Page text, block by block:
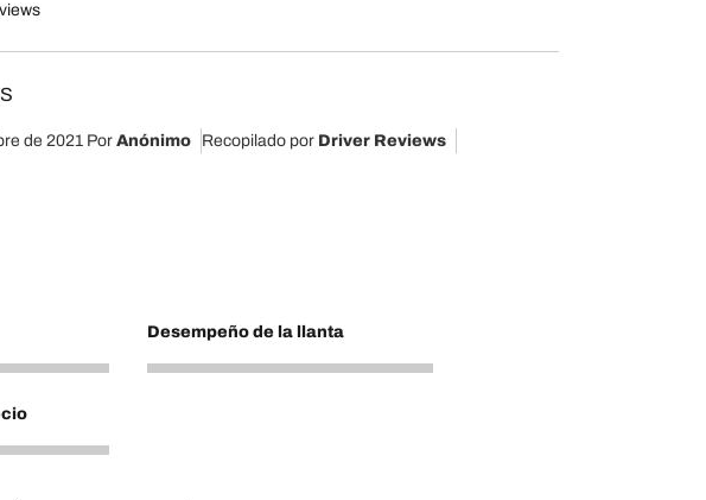
de 2021 Por Anónimo Recopilado por Driver Reviews
Desempeño de la llanta
5